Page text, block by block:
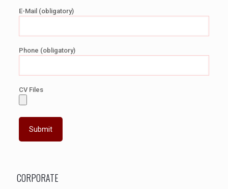
E-Mail (obligatory)
Phone (obligatory)
CV Files
CORPORATE